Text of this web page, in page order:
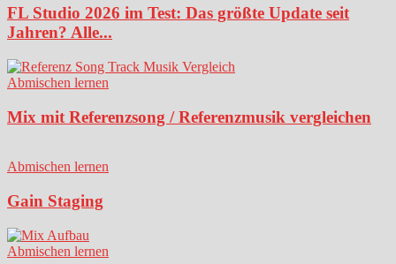
FL Studio 2026 im Test: Das größte Update seit
Jahren? Alle...
Abmischen lernen
Mix mit Referenzsong / Referenzmusik vergleichen
Abmischen lernen
Gain Staging
Abmischen lernen